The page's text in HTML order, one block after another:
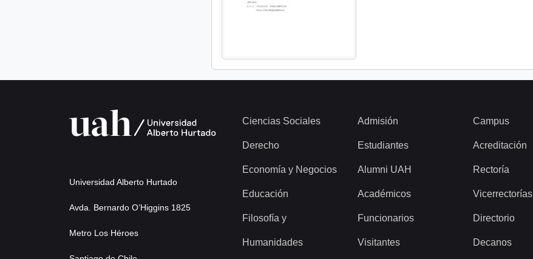
Universidad Alberto Hurtado
Avda. Bernardo O’Higgins 1825
Metro Los Héroes
Ciencias Sociales
Derecho
Economía y Negocios
Educación
Filosofía y
Humanidades
Admisión
Estudiantes
Alumni UAH
Académicos
Funcionarios
Visitantes
Campus
Acreditación
Rectoría
Vicerrectorías
Directorio
Decanos